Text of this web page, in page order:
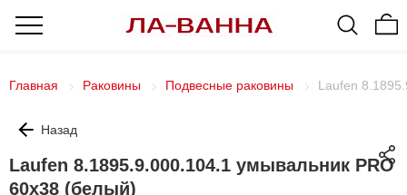
Главная Раковины Подвесные раковины Laufen
Назад
Laufen 8.1895.9.000.104.1 умывальник PRO
60х38 (белый)